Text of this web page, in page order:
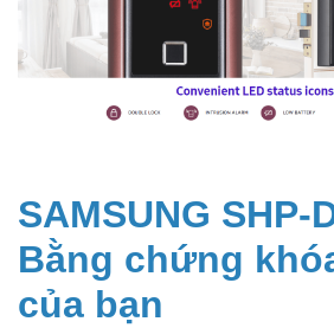
SAMSUNG SHP-
Bằng chứng
của bạn